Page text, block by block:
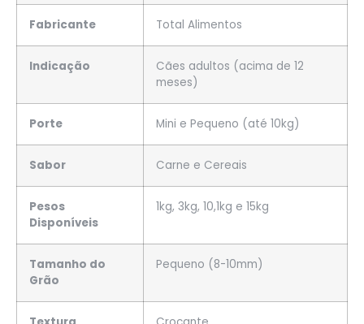
Fabricante Total Alimentos
Indicação
Cães adultos (acima de 12
meses)
Porte Mini e Pequeno (até 10kg)
Sabor Carne e Cereais
Pesos
Disponíveis
1kg, 3kg, 10,1kg e 15kg
Tamanho do
Grão
Pequeno (8-10mm)